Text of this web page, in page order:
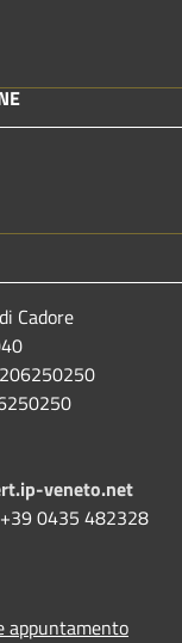
Cadore
veneto.net
0435 482328
appuntamento